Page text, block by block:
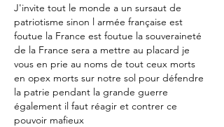
J'invite tout le monde a un sursaut de
patriotisme sinon l armée française est
foutue la France est foutue la souveraineté
de la France sera a mettre au placard je
vous en prie au noms de tout ceux morts
en opex morts sur notre sol pour défendre
la patrie pendant la grande guerre
également il faut réagir et contrer ce
pouvoir mafieux